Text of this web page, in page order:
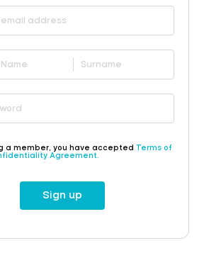
a member, you have accepted Terms of
Agreement.
Sign up